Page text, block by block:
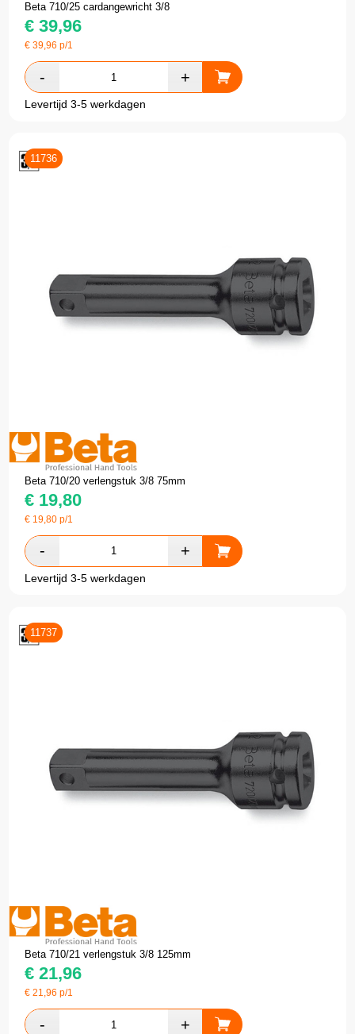
Beta 710/25 cardangewricht 3/8
€ 39,96
€39,96 p/1
Levertijd 3-5 werkdagen
11736
Beta 710/20 verlengstuk 3/8 75mm
€ 19,80
€ 19,80 p/1
Levertijd 3-5 werkdagen
11737
Beta 710/21 verlengstuk 3/8 125mm
€ 21,96
€21,96 p/1